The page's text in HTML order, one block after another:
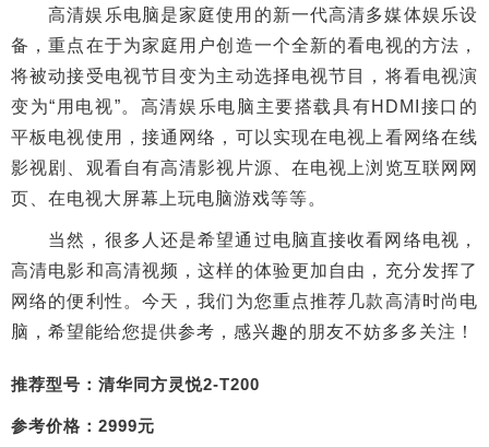
高清娱乐电脑是家庭使用的新一代高清多媒体娱乐设
备，重点在于为家庭用户创造一个全新的看电视的方法，
将被动接受电视节目变为主动选择电视节目，将看电视演
变为“用电视”。高清娱乐电脑主要搭载具有HDMI接口的
平板电视使用，接通网络，可以实现在电视上看网络在线
影视剧、观看自有高清影视片源、在电视上浏览互联网网
页、在电视大屏幕上玩电脑游戏等等。
当然，很多人还是希望通过电脑直接收看网络电视，
高清电影和高清视频，这样的体验更加自由，充分发挥了
网络的便利性。今天，我们为您重点推荐几款高清时尚电
脑，希望能给您提供参考，感兴趣的朋友不妨多多关注！
推荐型号：清华同方灵悦2-T200
参考价格：2999元